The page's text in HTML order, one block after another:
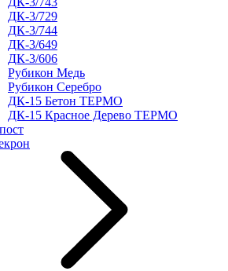
ДК-3/729
ДК-3/744
ДК-3/649
ДК-3/606
Рубикон Медь
Рубикон Серебро
ДК-15 Бетон ТЕРМО
ДК-15 Красное Дерево ТЕРМО